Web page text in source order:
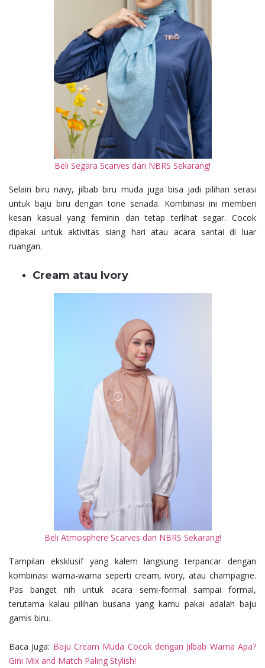
Beli Segara Scarves dari NBRS Sekarang!
Selain biru navy, jilbab biru muda juga bisa jadi pilihan serasi
untuk baju biru dengan tone senada. Kombinasi ini memberi
kesan kasual yang feminin dan tetap terlihat segar. Cocok
dipakai untuk aktivitas siang hari atau acara santai di luar
ruangan.
Cream atau Ivory
Beli Atmosphere Scarves dari NBRS Sekarang!
Tampilan eksklusif yang kalem langsung terpancar dengan
kombinasi warna-warna seperti cream, ivory, atau champagne.
Pas banget nih untuk acara semi-formal sampai formal,
terutama kalau pilihan busana yang kamu pakai adalah baju
gamis biru.
Baca Juga: Baju Cream Muda Cocok dengan Jilbab Warna Apa?
Gini Mix and Match Paling Stylish!